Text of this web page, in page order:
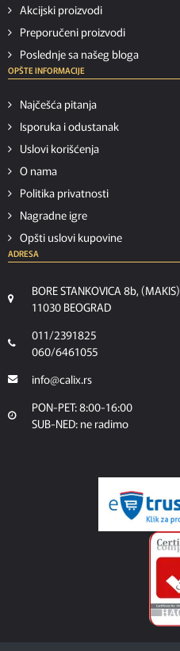
Akcijski proizvodi
Preporučeni proizvodi
Poslednje sa našeg bloga
OPŠTE INFORMACIJE
Najčešća pitanja
Isporuka i odustanak
Uslovi korišćenja
O nama
Politika privatnosti
Nagradne igre
Opšti uslovi kupovine
ADRESA
BORE STANKOVICA 8b, (MAKIS)
11030 BEOGRAD
011/2391825
060/6461055
info@calix.rs
PON-PET: 8:00-16:00
SUB-NED: ne radimo